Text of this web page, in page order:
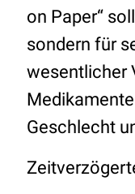
on Paper“
sondern für
wesentlicher
Geschlecht